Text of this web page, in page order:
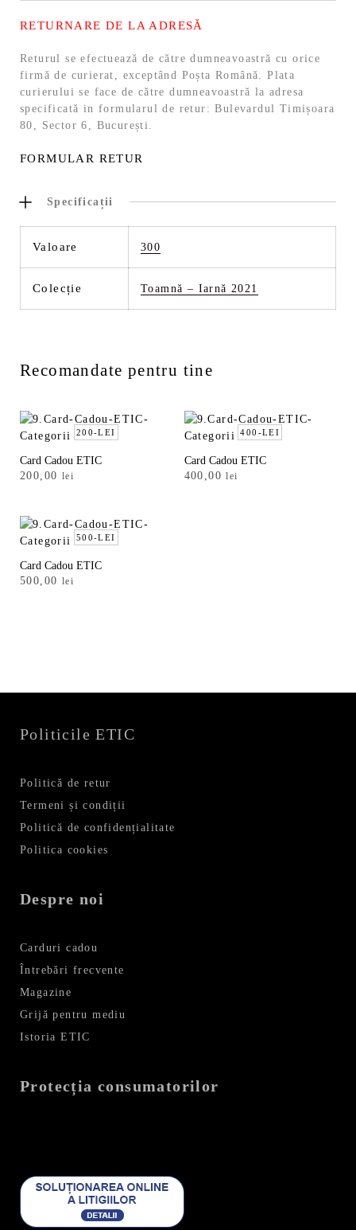
RETURNARE DE LA ADRESĂ
Returul se efectuează de către dumneavoastră cu orice
firmă de curierat, exceptând Poșta Română. Plata
curierului se face de către dumneavoastră la adresa
specificată in formularul de retur: Bulevardul Timișoara
80, Sector 6, București.
FORMULAR RETUR
Specificații
Valoare 300
Colecție Toamnă – Iarnă 2021
Recomandate pentru tine
200-LEI
Card Cadou ETIC
200,00 lei
400-LEI
Card Cadou ETIC
400,00lei
500-LEI
Card Cadou ETIC
500,00 lei
Politicile ETIC
Politică de retur
Termeni și condiții
Politică de confidențialitate
Politica cookies
Despre noi
Carduri cadou
Întrebări frecvente
Magazine
Grijă pentru mediu
Istoria ETIC
Protecția consumatorilor